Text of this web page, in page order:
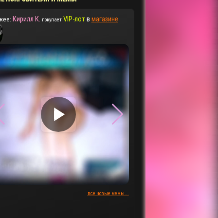
Кирилл К. покупает VIP-лотв магазине
▶
все новые мемы...